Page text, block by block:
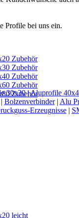
Zubehör
Zubehör
Zubehör
Zubehör
Zubehör
leicht
Profile bei uns ein.
30x30|Aluprofile
Bolzenverbinder| Alu
Erzeugnisse|